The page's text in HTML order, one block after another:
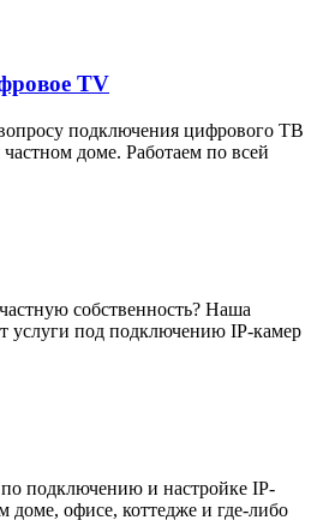
TV
подключения цифрового ТВ
доме. Работаем по всей
собственность? Наша
услуги под подключению IP-камер
подключению и настройке IP-
доме, офисе, коттедже и где-либо